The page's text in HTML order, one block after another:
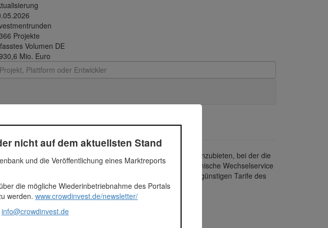
Projekte
Volumen DE
Mio. Euro
Both entwickelten die Vision, eine Dienstleistung anzubieten, bei der die
zu statischen Vergleichsportalen bietet der dynamische Wechselservice
Wechselpilot dafür jährlich immer wieder die besonders günstigen Tarife des
nicht auf dem aktuellsten Stand
und die Veröffentlichung eines Marktreports
die mögliche Wiederinbetriebnahme des Portals
werden. www.crowdinvest.de/newsletter/
info@crowdinvest.de